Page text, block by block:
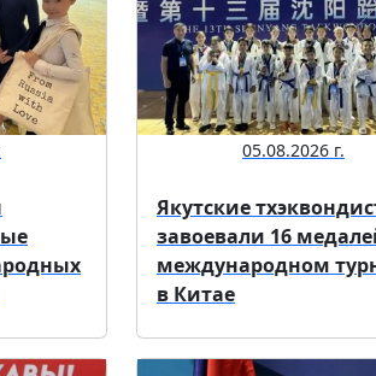
05.08.2026 г.
Якутские
завоевали 16
международном
в Китае